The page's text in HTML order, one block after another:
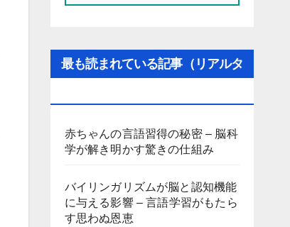
最も読まれている記事（リアルタ
赤ちゃんの言語習得の秘密 – 脳科
学が解き明かす驚きの仕組み
バイリンガリズムが脳と認知機能
に与える影響 – 言語学習がもたら
す思わぬ恩恵